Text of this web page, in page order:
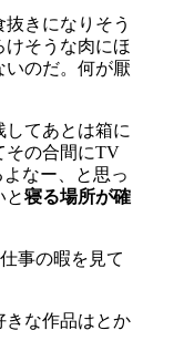
きになりそう
そうな肉にほ
いのだ。何が厭
てあとは箱に
その合間にTV
なー、と思っ
と寝る場所が確
事の暇を見て
きな作品はとか